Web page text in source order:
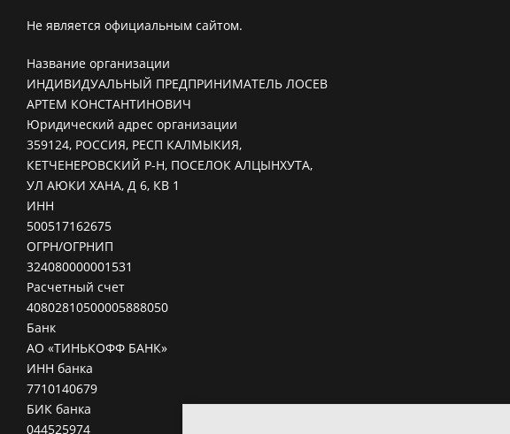
Не является официальным сайтом.
Название организации
ИНДИВИДУАЛЬНЫЙ ПРЕДПРИНИМАТЕЛЬ ЛОСЕВ
АРТЕМ КОНСТАНТИНОВИЧ
Юридический адрес организации
359124, РОССИЯ, РЕСП КАЛМЫКИЯ,
КЕТЧЕНЕРОВСКИЙ Р-Н, ПОСЕЛОК АЛЦЫНХУТА,
УЛ АЮКИ ХАНА, Д 6, КВ 1
ИНН
500517162675
ОГРН/ОГРНИП
324080000001531
Расчетный счет
40802810500005888050
Банк
АО «ТИНЬКОФФ БАНК»
ИНН банка
7710140679
БИК банка
044525974